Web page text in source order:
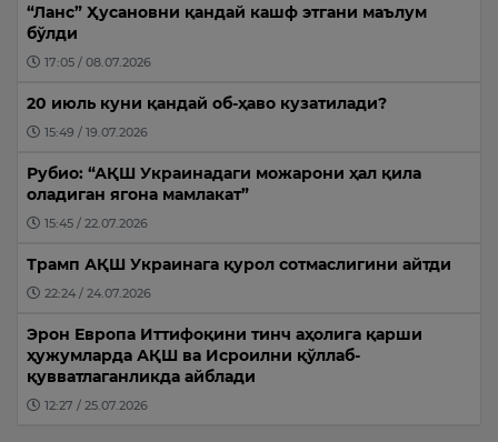
“Ланс” Ҳусановни қандай кашф этгани маълум
бўлди
17:05 / 08.07.2026
20 июль куни қандай об-ҳаво кузатилади?
15:49 / 19.07.2026
Рубио: “АҚШ Украинадаги можарони ҳал қила
оладиган ягона мамлакат”
15:45 / 22.07.2026
Трамп АҚШ Украинага қурол сотмаслигини айтди
22:24 / 24.07.2026
Эрон Европа Иттифоқини тинч аҳолига қарши
ҳужумларда АҚШ ва Исроилни қўллаб-
қувватлаганликда айблади
12:27 / 25.07.2026